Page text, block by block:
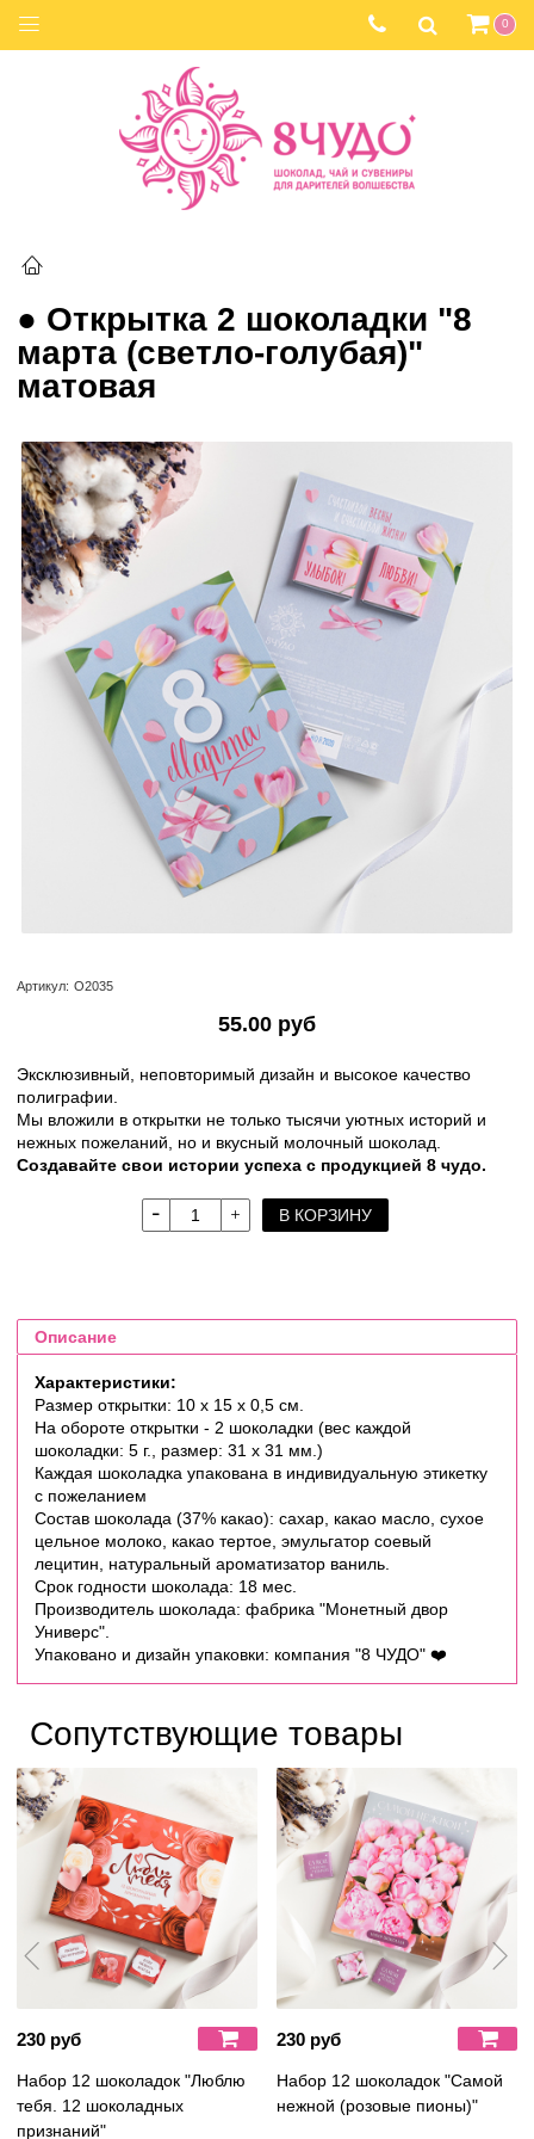
0
● Открытка 2 шоколадки "8
марта (светло-голубая)"
матовая
Артикул: О2035
55.00 руб
Эксклюзивный, неповторимый дизайн и высокое качество
полиграфии.
Мы вложили в открытки не только тысячи уютных историй и
нежных пожеланий, но и вкусный молочный шоколад.
Создавайте свои истории успеха с продукцией 8 чудо.
В КОРЗИНУ
Описание
Характеристики:
Размер открытки: 10 х 15 х 0,5 см.
На обороте открытки - 2 шоколадки (вес каждой
шоколадки: 5 г., размер: 31 х 31 мм.)
Каждая шоколадка упакована в индивидуальную этикетку
с пожеланием
Состав шоколада (37% какао): сахар, какао масло, сухое
цельное молоко, какао тертое, эмульгатор соевый
лецитин, натуральный ароматизатор ваниль.
Срок годности шоколада: 18 мес.
Производитель шоколада: фабрика "Монетный двор
Универс".
Упаковано и дизайн упаковки: компания "8 ЧУДО" ❤️
Сопутствующие товары
230 руб
Набор 12 шоколадок "Люблю
тебя. 12 шоколадных
признаний"
230 руб
Набор 12 шоколадок "Самой
нежной (розовые пионы)"